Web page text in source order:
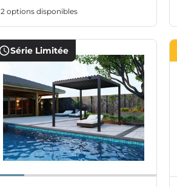
2 options disponibles
Série Limitée